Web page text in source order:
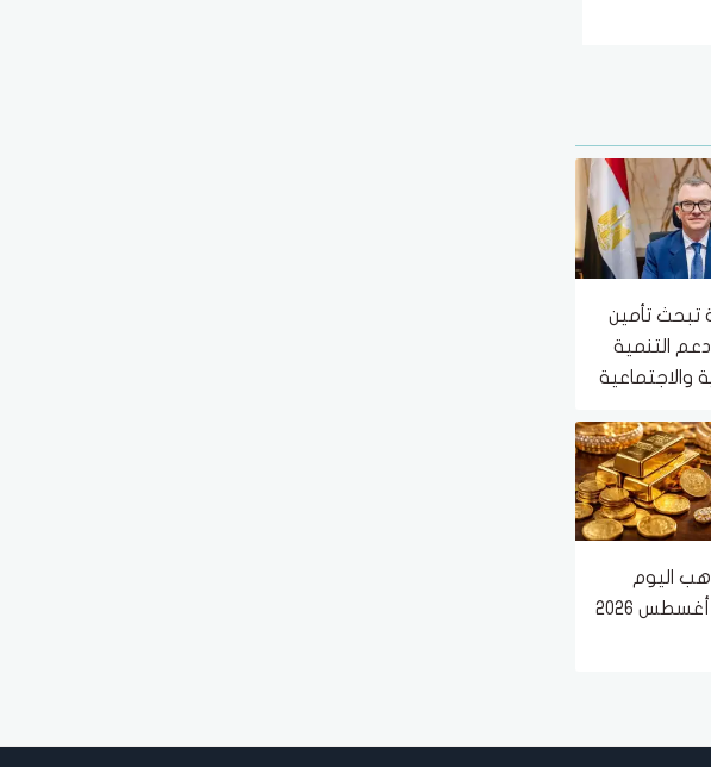
تبحث تأمين
التنمية
والاجتماعية
اليوم